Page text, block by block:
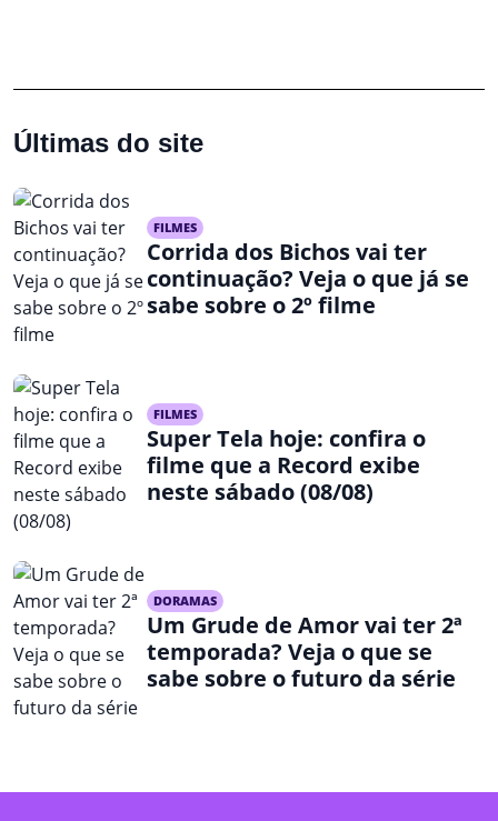
Últimas do site
FILMES
Corrida dos Bichos vai ter
continuação? Veja o que já se
sabe sobre o 2º filme
FILMES
Super Tela hoje: confira o
filme que a Record exibe
neste sábado (08/08)
DORAMAS
Um Grude de Amor vai ter 2ª
temporada? Veja o que se
sabe sobre o futuro da série